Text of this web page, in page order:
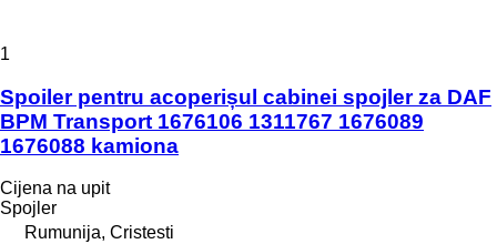
1
Spoiler pentru acoperișul cabinei spojler za DAF
BPM Transport 1676106 1311767 1676089
1676088 kamiona
Cijena na upit
Spojler
Rumunija, Cristesti